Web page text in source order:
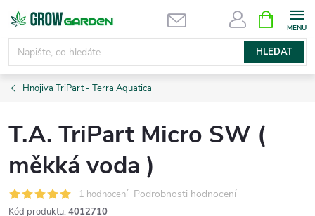
Přejít
obsah
HLEDAT
NÁKUPNÍ
KOŠÍK
Hnojiva TriPart - Terra Aquatica
T.A. TriPart Micro SW (
měkká voda )
1 hodnocení Podrobnosti hodnocení
Kód produktu: 4012710